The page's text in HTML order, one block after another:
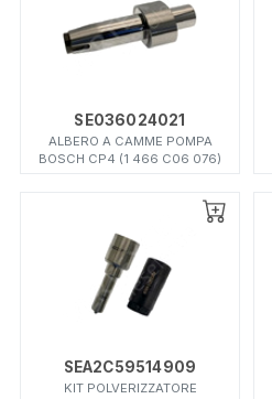
SE036024021
ALBERO A CAMME POMPA
BOSCH CP4 (1 466 C06 076)
SEA2C59514909
KIT POLVERIZZATORE